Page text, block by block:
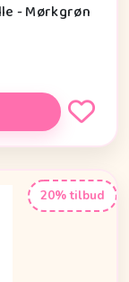
- Mørkgrøn
20% tilbud